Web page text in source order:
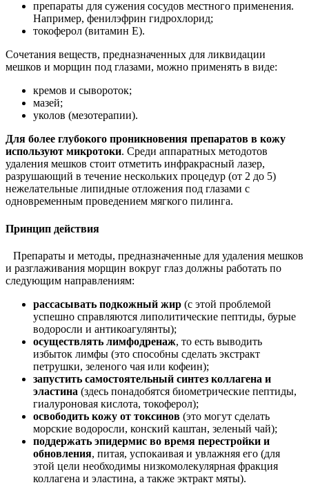
препараты для сужения сосудов местного применения.
Например, фенилэфрин гидрохлорид;
токоферол (витамин E).
Сочетания веществ, предназначенных для ликвидации
мешков и морщин под глазами, можно применять в виде:
кремов и сывороток;
мазей;
уколов (мезотерапии).
Для более глубокого проникновения препаратов в кожу
используют микротоки. Среди аппаратных методотов
удаления мешков стоит отметить инфракрасный лазер,
разрушающий в течение нескольких процедур (от 2 до 5)
нежелательные липидные отложения под глазами с
одновременным проведением мягкого пилинга.
Принцип действия
Препараты и методы, предназначенные для удаления мешков
и разглаживания морщин вокруг глаз должны работать по
следующим направлениям:
рассасывать подкожный жир (с этой проблемой
успешно справляются липолитические пептиды, бурые
водоросли и антикоагулянты);
осуществлять лимфодренаж, то есть выводить
избыток лимфы (это способны сделать экстракт
петрушки, зеленого чая или кофеин);
запустить самостоятельный синтез коллагена и
эластина (здесь понадобятся биометрические пептиды,
гиалуроновая кислота, токоферол);
освободить кожу от токсинов (это могут сделать
морские водоросли, конский каштан, зеленый чай);
поддержать эпидермис во время перестройки и
обновления, питая, успокаивая и увлажняя его (для
этой цели необходимы низкомолекулярная фракция
коллагена и эластина, а также эктракт мяты).